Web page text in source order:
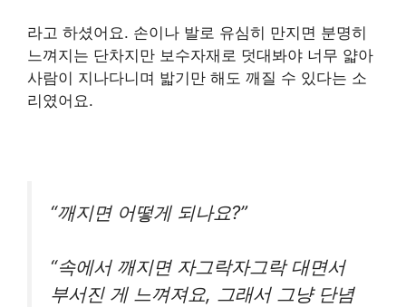
라고 하셨어요. 손이나 발로 유심히 만지면 분명히
느껴지는 단차지만 보수자재로 덧대봐야 너무 얇아
사람이 지나다니며 밟기만 해도 깨질 수 있다는 소
리였어요.
“깨지면 어떻게 되나요?”
“속에서 깨지면 자그락자그락 대면서
부서진 게 느껴져요, 그래서 그냥 단념